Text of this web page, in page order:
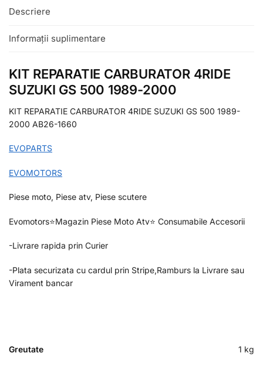
Descriere
Informații suplimentare
KIT REPARATIE CARBURATOR 4RIDE
SUZUKI GS 500 1989-2000
KIT REPARATIE CARBURATOR 4RIDE SUZUKI GS 500 1989-
2000 AB26-1660
EVOPARTS
EVOMOTORS
Piese moto, Piese atv, Piese scutere
Evomotors⭐️Magazin Piese Moto Atv⭐️ Consumabile Accesorii
-Livrare rapida prin Curier
-Plata securizata cu cardul prin Stripe,Ramburs la Livrare sau
Virament bancar
Greutate 1 kg